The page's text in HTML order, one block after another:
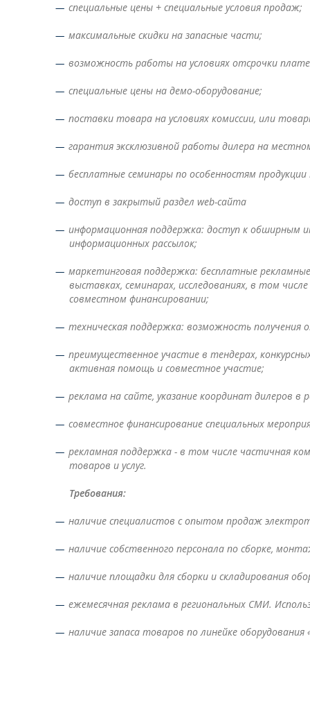
специальные цены + специальные условия продаж;
максимальные скидки на запасные части;
возможность работы на условиях отсрочки
специальные цены на демо-оборудование;
поставки товара на условиях комиссии, или
гарантия эксклюзивной работы дилера на
бесплатные семинары по особенностям
доступ в закрытый раздел web-сайта
информационная поддержка: доступ к обширным
информационных рассылок;
маркетинговая поддержка: бесплатные
выставках, семинарах, исследованиях, в том
совместном финансировании;
техническая поддержка: возможность получения
преимущественное участие в тендерах,
активная помощь и совместное участие;
реклама на сайте, указание координат дилеров в
совместное финансирование специальных
рекламная поддержка - в том числе частичная
товаров и услуг.
Требования:
наличие специалистов с опытом продаж
наличие собственного персонала по сборке,
наличие площадки для сборки и складирования
ежемесячная реклама в региональных СМИ.
наличие запаса товаров по линейке оборудования